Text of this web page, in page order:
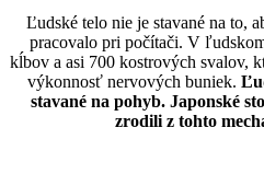
Ľudské telo nie je stavané na to,
pracovalo pri počítači. V
kĺbov a asi 700 kostrových svalov,
výkonnosť nervových buniek.
stavané na pohyb. Japonské
zrodili z tohto